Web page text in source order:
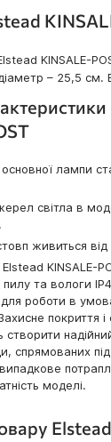
KINSALE-
– 25,5 см.
лампи
світла в
живиться
KINSALE-
пилу та вологи
роботи в
покриття і
спрямованих
випадкове
моделі.